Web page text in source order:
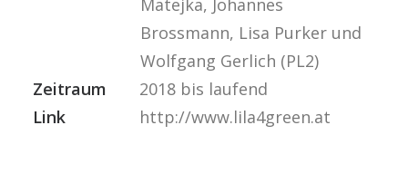
Matejka, Johannes
Brossmann, Lisa Purker und
Wolfgang Gerlich (PL2)
Zeitraum
2018 bis laufend
Link
http://www.lila4green.at